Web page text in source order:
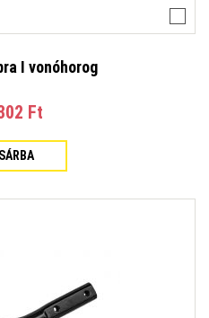
I vonóhorog
Ft‎